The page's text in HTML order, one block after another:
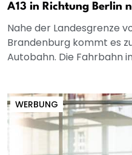
A13 in Richtung Berlin
Nahe der Landesgrenze
Brandenburg kommt es
Autobahn. Die Fahrbahn
WERBUNG